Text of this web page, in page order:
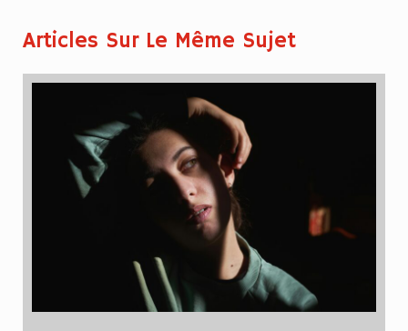
Articles Sur Le Même Sujet